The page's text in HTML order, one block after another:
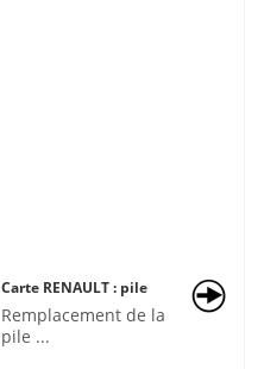
Carte RENAULT : pile
Remplacement de la
pile ...